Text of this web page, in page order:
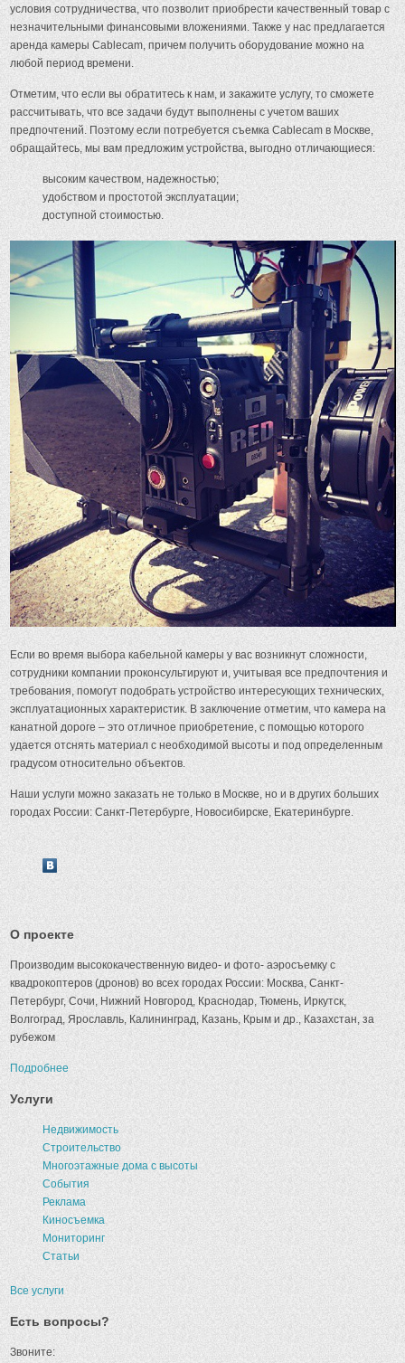
условия сотрудничества, что позволит приобрести качественный товар с
незначительными финансовыми вложениями. Также у нас предлагается
аренда камеры Cablecam, причем получить оборудование можно на
любой период времени.
Отметим, что если вы обратитесь к нам, и закажите услугу, то сможете
рассчитывать, что все задачи будут выполнены с учетом ваших
предпочтений. Поэтому если потребуется съемка Cablecam в Москве,
обращайтесь, мы вам предложим устройства, выгодно отличающиеся:
высоким качеством, надежностью;
удобством и простотой эксплуатации;
доступной стоимостью.
Если во время выбора кабельной камеры у вас возникнут сложности,
сотрудники компании проконсультируют и, учитывая все предпочтения и
требования, помогут подобрать устройство интересующих технических,
эксплуатационных характеристик. В заключение отметим, что камера на
канатной дороге – это отличное приобретение, с помощью которого
удается отснять материал с необходимой высоты и под определенным
градусом относительно объектов.
Наши услуги можно заказать не только в Москве, но и в других больших
городах России: Санкт-Петербурге, Новосибирске, Екатеринбурге.
О проекте
Производим высококачественную видео- и фото- аэросъемку с
квадрокоптеров (дронов) во всех городах России: Москва, Санкт-
Петербург, Сочи, Нижний Новгород, Краснодар, Тюмень, Иркутск,
Волгоград, Ярославль, Калининград, Казань, Крым и др., Казахстан, за
рубежом
Подробнее
Услуги
Недвижимость
Строительство
Многоэтажные дома с высоты
События
Реклама
Киносъемка
Мониторинг
Статьи
Все услуги
Есть вопросы?
Звоните: